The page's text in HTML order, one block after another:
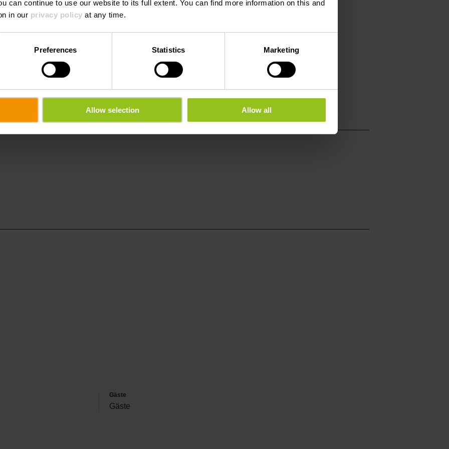
can continue to use our website to its full extent. You can find more information on this and
in our privacy policy at any time.
Preferences Statistics Marketing
Allow selection Allow all
+352 92 15 01
info@hotel-reiff.lu
Gäste